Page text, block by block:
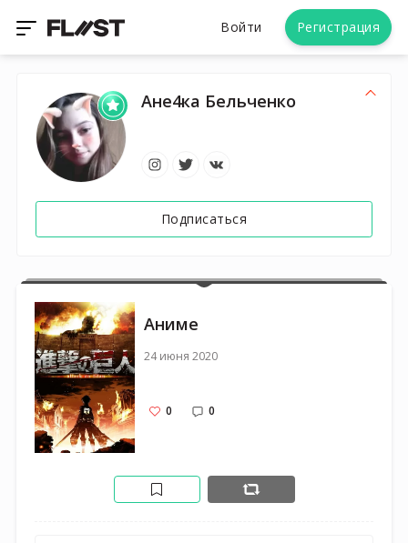
Войти Регистрация
Ане4ка Бельченко
Подписаться
Аниме
24 июня 2020
0 0